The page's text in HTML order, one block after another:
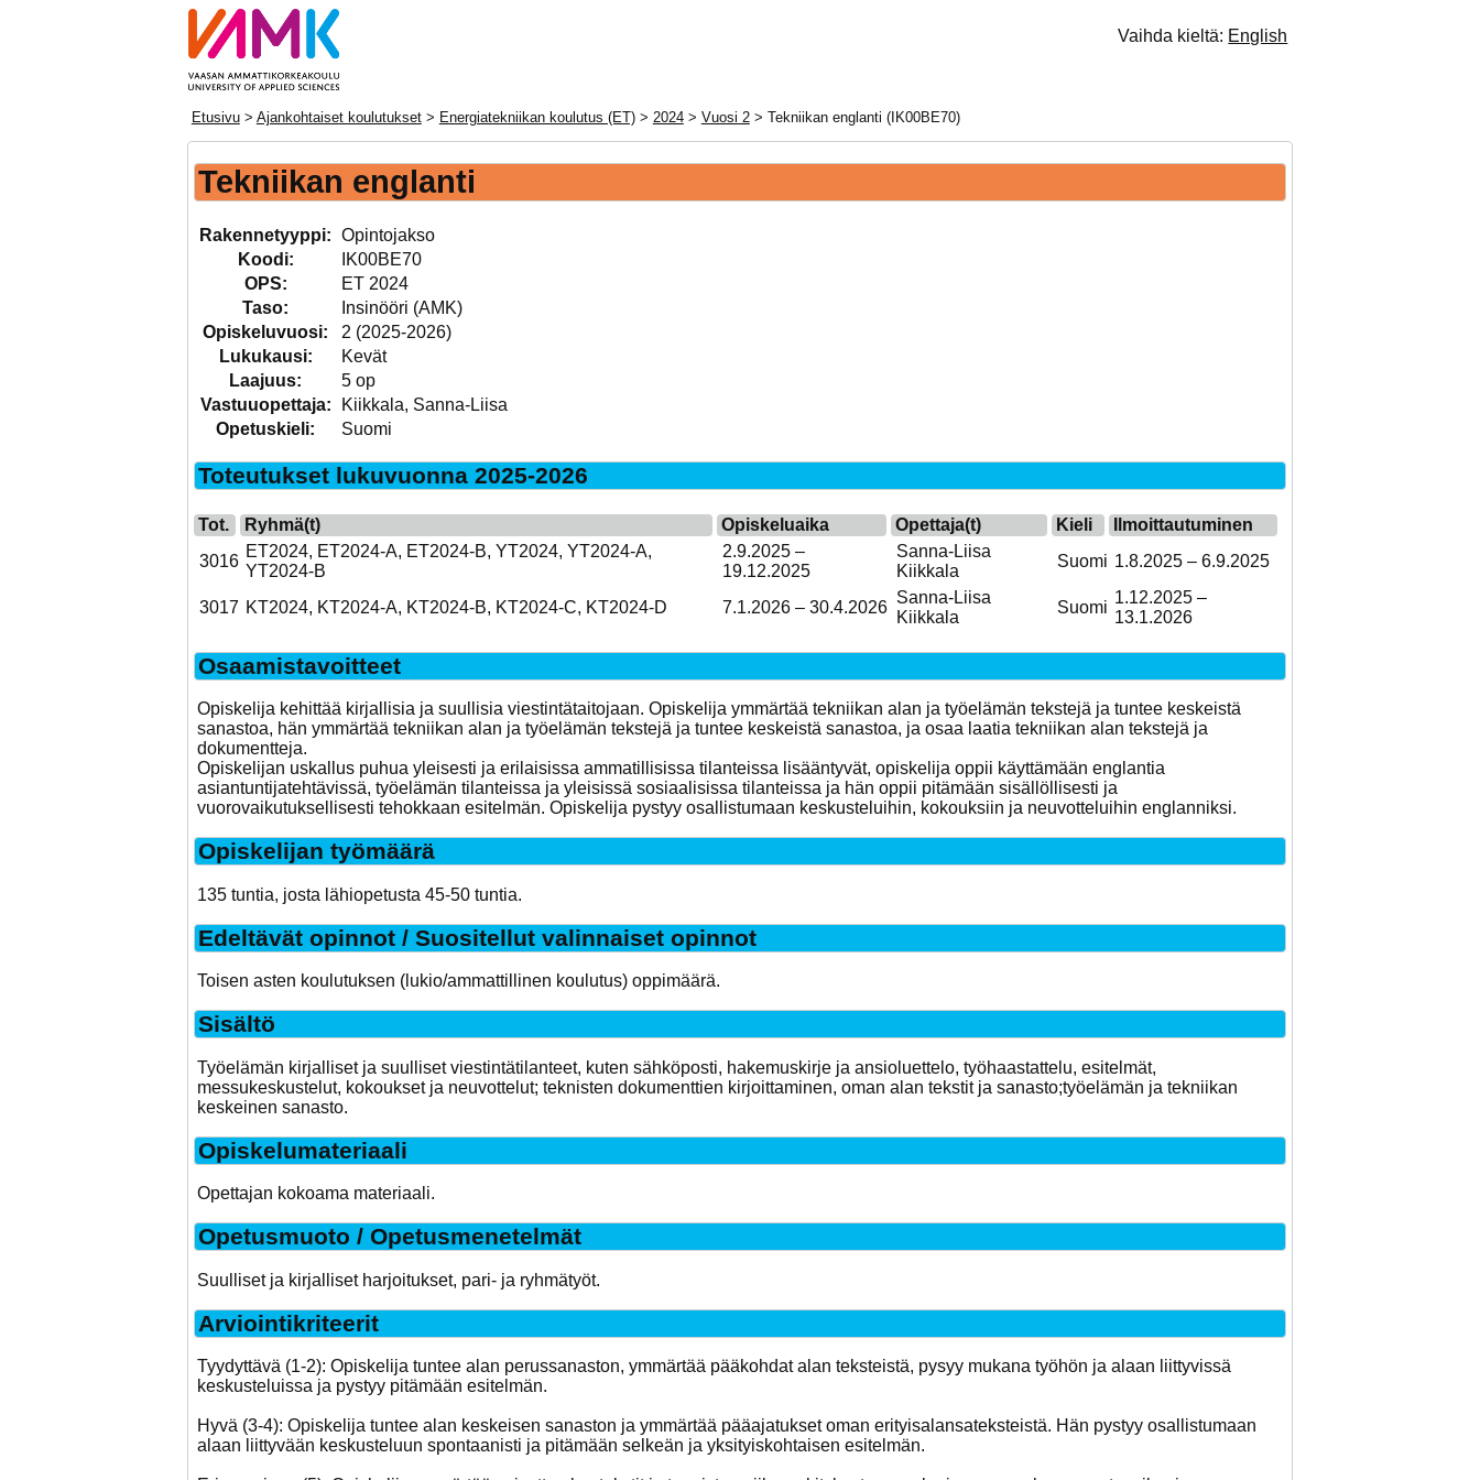
Vaihda kieltä: English
Etusivu> Ajankohtaiset koulutukset> Energiatekniikan koulutus (ET)> 2024> Vuosi 2> Tekniikan englanti (IK00BE70)
Tekniikan englanti
Rakennetyyppi: Opintojakso
Koodi:
IK00BE70
OPS:
ET 2024
Taso:
Insinööri (AMK)
Opiskeluvuosi:
2 (2025-2026)
Lukukausi:
Kevät
Laajuus:
5 op
Vastuuopettaja:
Kiikkala, Sanna-Liisa
Opetuskieli:
Suomi
Toteutukset lukuvuonna 2025-2026
Tot. Ryhmä(t) Opiskeluaika Opettaja(t) Kieli
Ilmoittautuminen
3016
ET2024, ET2024-A, ET2024-B, YT2024, YT2024-A,
YT2024-B
2.9.2025 –
19.12.2025
Sanna-Liisa
Kiikkala
Suomi 1.8.2025 – 6.9.2025
3017 KT2024, KT2024-A, KT2024-B, KT2024-C, KT2024-D 7.1.2026 – 30.4.2026
Sanna-Liisa
Kiikkala
Suomi
1.12.2025 –
13.1.2026
Osaamistavoitteet
Opiskelija kehittää kirjallisia ja suullisia viestintätaitojaan. Opiskelija ymmärtää tekniikan alan ja työelämän tekstejä ja tuntee keskeistä
sanastoa, hän ymmärtää tekniikan alan ja työelämän tekstejä ja tuntee keskeistä sanastoa, ja osaa laatia tekniikan alan tekstejä ja
dokumentteja.
Opiskelijan uskallus puhua yleisesti ja erilaisissa ammatillisissa tilanteissa lisääntyvät, opiskelija oppii käyttämään englantia
asiantuntijatehtävissä, työelämän tilanteissa ja yleisissä sosiaalisissa tilanteissa ja hän oppii pitämään sisällöllisesti ja
vuorovaikutuksellisesti tehokkaan esitelmän. Opiskelija pystyy osallistumaan keskusteluihin, kokouksiin ja neuvotteluihin englanniksi.
Opiskelijan työmäärä
135 tuntia, josta lähiopetusta 45-50 tuntia.
Edeltävät opinnot / Suositellut valinnaiset opinnot
Toisen asten koulutuksen (lukio/ammattillinen koulutus) oppimäärä.
Sisältö
Työelämän kirjalliset ja suulliset viestintätilanteet, kuten sähköposti, hakemuskirje ja ansioluettelo, työhaastattelu, esitelmät,
messukeskustelut, kokoukset ja neuvottelut; teknisten dokumenttien kirjoittaminen, oman alan tekstit ja sanasto;työelämän ja tekniikan
keskeinen sanasto.
Opiskelumateriaali
Opettajan kokoama materiaali.
Opetusmuoto / Opetusmenetelmät
Suulliset ja kirjalliset harjoitukset, pari- ja ryhmätyöt.
Arviointikriteerit
Tyydyttävä (1-2): Opiskelija tuntee alan perussanaston, ymmärtää pääkohdat alan teksteistä, pysyy mukana työhön ja alaan liittyvissä
keskusteluissa ja pystyy pitämään esitelmän.
Hyvä (3-4): Opiskelija tuntee alan keskeisen sanaston ja ymmärtää pääajatukset oman erityisalansateksteistä. Hän pystyy osallistumaan
alaan liittyvään keskusteluun spontaanisti ja pitämään selkeän ja yksityiskohtaisen esitelmän.